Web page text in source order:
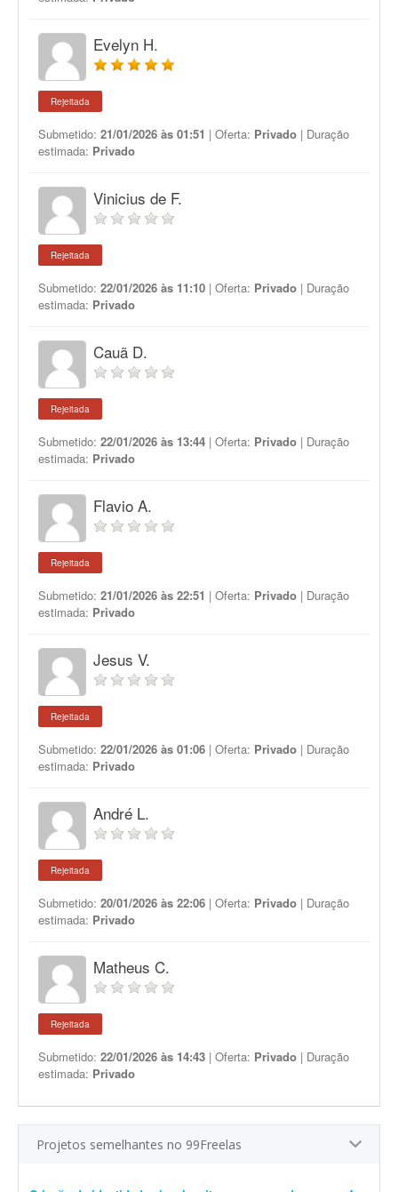
Evelyn H.
Rejeitada
Submetido: 21/01/2026 às 01:51 | Oferta: Privado | Duração
estimada: Privado
Vinicius de F.
Rejeitada
Submetido: 22/01/2026 às 11:10 | Oferta: Privado | Duração
estimada: Privado
Cauã D.
Rejeitada
Submetido: 22/01/2026 às 13:44 | Oferta: Privado | Duração
estimada: Privado
Flavio A.
Rejeitada
Submetido: 21/01/2026 às 22:51 | Oferta: Privado | Duração
estimada: Privado
Jesus V.
Rejeitada
Submetido: 22/01/2026 às 01:06 | Oferta: Privado | Duração
estimada: Privado
André L.
Rejeitada
Submetido: 20/01/2026 às 22:06 | Oferta: Privado | Duração
estimada: Privado
Matheus C.
Rejeitada
Submetido: 22/01/2026 às 14:43 | Oferta: Privado | Duração
estimada: Privado
Projetos semelhantes no 99Freelas